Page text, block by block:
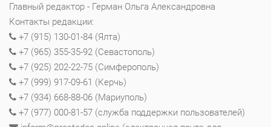
Главный редактор - Герман Ольга Александровна
Контакты редакции:
+7 (915) 130-01-84 (Ялта)
+7 (965) 355-35-92 (Севастополь)
+7 (925) 202-22-75 (Симферополь)
+7 (999) 917-09-61 (Керчь)
+7 (934) 668-88-06 (Мариуполь)
+7 (977) 000-81-57 (служба поддержки пользователей)